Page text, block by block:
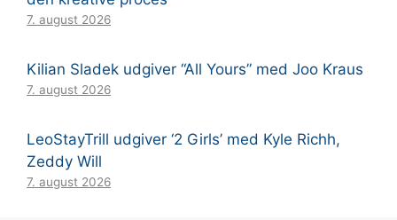
7. august 2026
Kilian Sladek udgiver “All Yours” med Joo Kraus
7. august 2026
LeoStayTrill udgiver ‘2 Girls’ med Kyle Richh,
Zeddy Will
7. august 2026